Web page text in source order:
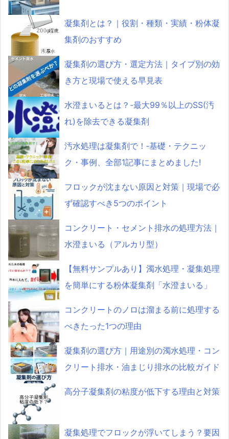
凝集剤とは？｜役割・種類・実績・粉体凝
集剤のおすすめ
凝集剤の選び方・選定方法｜タイプ別の効
き方と現場で使える早見表
水澄まいるとは？-最大99％以上のSS(汚
れ)を除去できる凝集剤
汚水処理は凝集剤で！‐基礎・テクニッ
ク・事例、全部1記事にまとめました!
フロックが沈まない原因と対策｜現場で必
ず確認すべき5つのポイント
コンクリート・セメント排水の処理方法｜
水澄まいる（アルカリ型）
【無料サンプルあり】濁水処理・凝集処理
を簡単にする粉体凝集剤「水澄まいる」
コンクリートのノロは溜まる前に処理する
べきたった1つの理由
凝集剤の選び方｜用途別の濁水処理・コン
クリート排水・油まじり排水の比較ガイド
高分子凝集剤の粘度が低下する理由と対策
凝集処理でフロックが浮いてしまう？要因